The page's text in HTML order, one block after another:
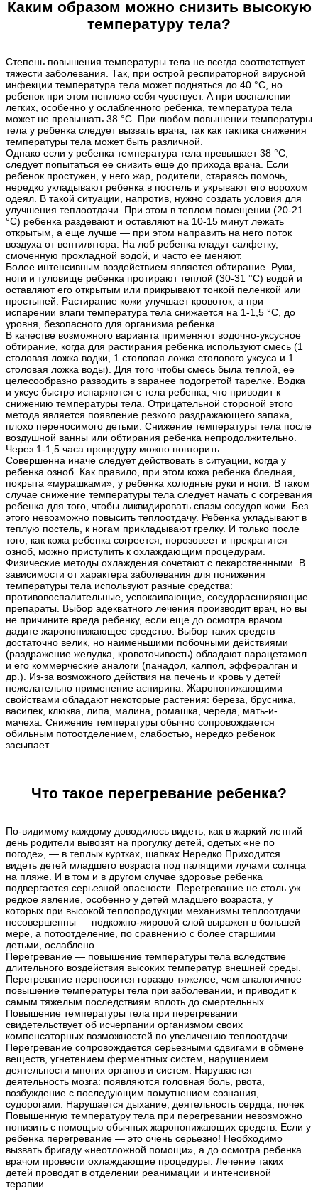
Каким образом можно снизить высокую
температуру тела?
Степень повышения температуры тела не всегда соответствует
тяжести заболевания. Так, при острой респираторной вирусной
инфекции температура тела может подняться до 40 °С, но
ребенок при этом неплохо себя чувствует. А при воспалении
легких, особенно у ослабленного ребенка, температура тела
может не превышать 38 °С. При любом повышении температуры
тела у ребенка следует вызвать врача, так как тактика снижения
температуры тела может быть различной.
Однако если у ребенка температура тела превышает 38 °С,
следует попытаться ее снизить еще до прихода врача. Если
ребенок простужен, у него жар, родители, стараясь помочь,
нередко укладывают ребенка в постель и укрывают его ворохом
одеял. В такой ситуации, напротив, нужно создать условия для
улучшения теплоотдачи. При этом в теплом помещении (20-21
°С) ребенка раздевают и оставляют на 10-15 минут лежать
открытым, а еще лучше — при этом направить на него поток
воздуха от вентилятора. На лоб ребенка кладут салфетку,
смоченную прохладной водой, и часто ее меняют.
Более интенсивным воздействием является обтирание. Руки,
ноги и туловище ребенка протирают теплой (30-31 °С) водой и
оставляют его открытым или прикрывают тонкой пеленкой или
простыней. Растирание кожи улучшает кровоток, а при
испарении влаги температура тела снижается на 1-1,5 °С, до
уровня, безопасного для организма ребенка.
В качестве возможного варианта применяют водочно-уксусное
обтирание, когда для растирания ребенка используют смесь (1
столовая ложка водки, 1 столовая ложка столового уксуса и 1
столовая ложка воды). Для того чтобы смесь была теплой, ее
целесообразно разводить в заранее подогретой тарелке. Водка
и уксус быстро испаряются с тела ребенка, что приводит к
снижению температуры тела. Отрицательной стороной этого
метода является появление резкого раздражающего запаха,
плохо переносимого детьми. Снижение температуры тела после
воздушной ванны или обтирания ребенка непродолжительно.
Через 1-1,5 часа процедуру можно повторить.
Совершенна иначе следует действовать в ситуации, когда у
ребенка озноб. Как правило, при этом кожа ребенка бледная,
покрыта «мурашками», у ребенка холодные руки и ноги. В таком
случае снижение температуры тела следует начать с согревания
ребенка для того, чтобы ликвидировать спазм сосудов кожи. Без
этого невозможно повысить теплоотдачу. Ребенка укладывают в
теплую постель, к ногам прикладывают грелку. И только после
того, как кожа ребенка согреется, порозовеет и прекратится
озноб, можно приступить к охлаждающим процедурам.
Физические методы охлаждения сочетают с лекарственными. В
зависимости от характера заболевания для понижения
температуры тела используют разные средства:
противовоспалительные, успокаивающие, сосудорасширяющие
препараты. Выбор адекватного лечения производит врач, но вы
не причините вреда ребенку, если еще до осмотра врачом
дадите жаропонижающее средство. Выбор таких средств
достаточно велик, но наименьшими побочными действиями
(раздражение желудка, кровоточивость) обладают парацетамол
и его коммерческие аналоги (панадол, калпол, эффералган и
др.). Из-за возможного действия на печень и кровь у детей
нежелательно применение аспирина. Жаропонижающими
свойствами обладают некоторые растения: береза, брусника,
василек, клюква, липа, малина, ромашка, череда, мать-и-
мачеха. Снижение температуры обычно сопровождается
обильным потоотделением, слабостью, нередко ребенок
засыпает.
Что такое перегревание ребенка?
По-видимому каждому доводилось видеть, как в жаркий летний
день родители вывозят на прогулку детей, одетых «не по
погоде», — в теплых куртках, шапках Нередко Приходится
видеть детей младшего возраста под палящими лучами солнца
на пляже. И в том и в другом случае здоровье ребенка
подвергается серьезной опасности. Перегревание не столь уж
редкое явление, особенно у детей младшего возраста, у
которых при высокой теплопродукции механизмы теплоотдачи
несовершенны — подкожно-жировой слой выражен в большей
мере, а потоотделение, по сравнению с более старшими
детьми, ослаблено.
Перегревание — повышение температуры тела вследствие
длительного воздействия высоких температур внешней среды.
Перегревание переносится гораздо тяжелее, чем аналогичное
повышение температуры тела при заболевании, и приводит к
самым тяжелым последствиям вплоть до смертельных.
Повышение температуры тела при перегревании
свидетельствует об исчерпании организмом своих
компенсаторных возможностей по увеличению теплоотдачи.
Перегревание сопровождается серьезными сдвигами в обмене
веществ, угнетением ферментных систем, нарушением
деятельности многих органов и систем. Нарушается
деятельность мозга: появляются головная боль, рвота,
возбуждение с последующим помутнением сознания,
судорогами. Нарушается дыхание, деятельность сердца, почек
Повышенную температуру тела при перегревании невозможно
понизить с помощью обычных жаропонижающих средств. Если у
ребенка перегревание — это очень серьезно! Необходимо
вызвать бригаду «неотложной помощи», а до осмотра ребенка
врачом провести охлаждающие процедуры. Лечение таких
детей проводят в отделении реанимации и интенсивной
терапии.